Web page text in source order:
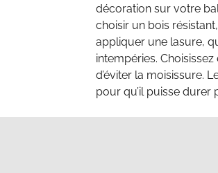
décoration sur votre
choisir un bois
appliquer une lasure,
intempéries.
d’éviter la moisissure.
pour qu’il puisse durer